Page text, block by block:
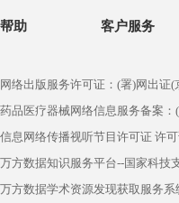
帮助 客户服务
网络出版服务许可证：(署)网出证(
药品医疗器械网络信息服务备案
信息网络传播视听节目许可证 许
万方数据知识服务平台--国家科技
万方数据学术资源发现获取服务